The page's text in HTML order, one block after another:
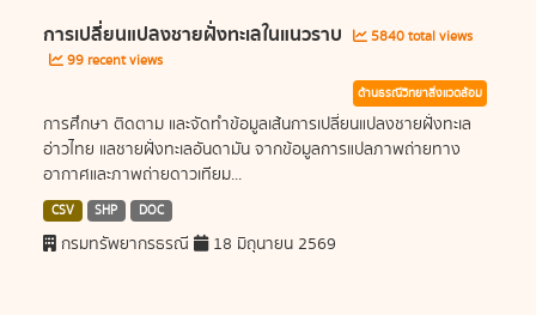
การเปลี่ยนแปลงชายฝั่งทะเลในแนวราบ
5840 total views
99 recent views
ด้านธรณีวิทยาสิ่งแวดล้อม
การศึกษา ติดตาม และจัดทำข้อมูลเส้นการเปลี่ยนแปลงชายฝั่งทะเล
อ่าวไทย แลชายฝั่งทะเลอันดามัน จากข้อมูลการแปลภาพถ่ายทาง
อากาศและภาพถ่ายดาวเทียม...
CSV SHP DOC
กรมทรัพยากรธรณี 18 มิถุนายน 2569